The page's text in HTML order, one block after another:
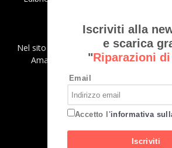
Iscriviti alla
e scarica
"Riparazioni di
Email
Accetto l'informativa
Iscriviti
Privacy Policy
Nel sito sono presenti prodotti Amazon;
Amazon riceviamo un guadagno
SEGUICI